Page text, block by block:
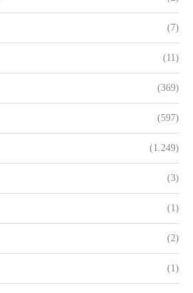
(7)
(11)
(369)
(597)
(1.249)
(3)
(1)
(2)
(1)